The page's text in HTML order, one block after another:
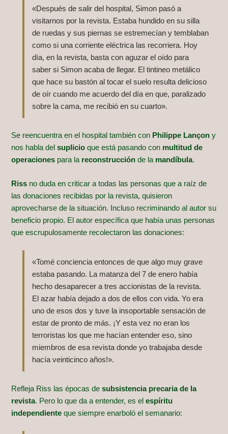
«Después de salir del hospital, Simon pasó a
visitarnos por la revista. Estaba hundido en su silla
de ruedas y sus piernas se estremecían y temblaban
como si una corriente eléctrica las recorriera. Hoy
día, en la revista, basta con aguzar el oído para
saber si Simon acaba de llegar. El tintineo metálico
que hace su bastón al tocar el suelo resulta delicioso
de oír cuando me acuerdo del día en que, paralizado
sobre la cama, me recibió en su cuarto».
Se reencuentra en el hospital también con Philippe Lançon y
nos habla delsuplicio que está pasando con multitud de
operaciones para la reconstrucción de la mandíbula.
Riss no duda en criticar a todas las personas que a raíz de
las donaciones recibidas por la revista, quisieron
aprovecharse de la situación. Incluso recriminando al autor su
beneficio propio. El autor específica que había unas personas
que escrupulosamente recolectaron las donaciones:
«Tomé conciencia entonces de que algo muy grave
estaba pasando. La matanza del 7 de enero había
hecho desaparecer a tres accionistas de la revista.
El azar había dejado a dos de ellos con vida. Yo era
uno de esos dos y tuve la insoportable sensación de
estar de pronto de más. ¡Y esta vez no eran los
terroristas los que me hacían entender eso, sino
miembros de esa revista donde yo trabajaba desde
hacía veinticinco años!».
Refleja Riss las épocas desubsistencia precaria de la
revista. Pero lo que da a entender, es elespíritu
independiente que siempre enarboló el semanario: